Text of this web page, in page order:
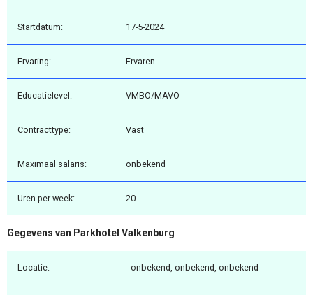
Startdatum: 17-5-2024
Ervaring: Ervaren
Educatielevel: VMBO/MAVO
Contracttype: Vast
Maximaal salaris: onbekend
Uren per week: 20
Gegevens van Parkhotel Valkenburg
Locatie: onbekend, onbekend, onbekend